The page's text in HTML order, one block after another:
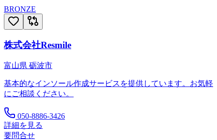
BRONZE
株式会社Resmile
富山県 砺波市
基本的なインソール作成サービスを提供しています。お気軽
にご相談ください。
050-8886-3426
詳細を見る
要問合せ